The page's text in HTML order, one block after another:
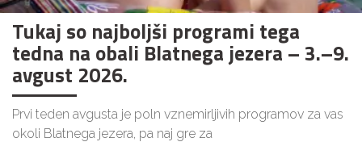
Tukaj so najboljši programi tega
tedna na obali Blatnega jezera – 3.–9.
avgust 2026.
Prvi teden avgusta je poln vznemirljivih programov za vas
okoli Blatnega jezera, pa naj gre za